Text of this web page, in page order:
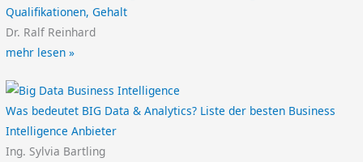
Qualifikationen, Gehalt
Dr. Ralf Reinhard
mehr lesen »
Was bedeutet BIG Data & Analytics? Liste der besten Business
Intelligence Anbieter
Ing. Sylvia Bartling